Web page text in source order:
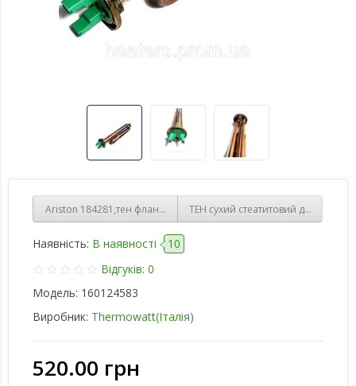
Ariston 184281,тен фланцевий Ø48мм 2000 Ватт,мідний для
ТЕН сухий стеатитовий для
Наявність: В наявності
10
Відгуків: 0
Модель: 160124583
Виробник: Thermowatt(Італія)
520.00 грн